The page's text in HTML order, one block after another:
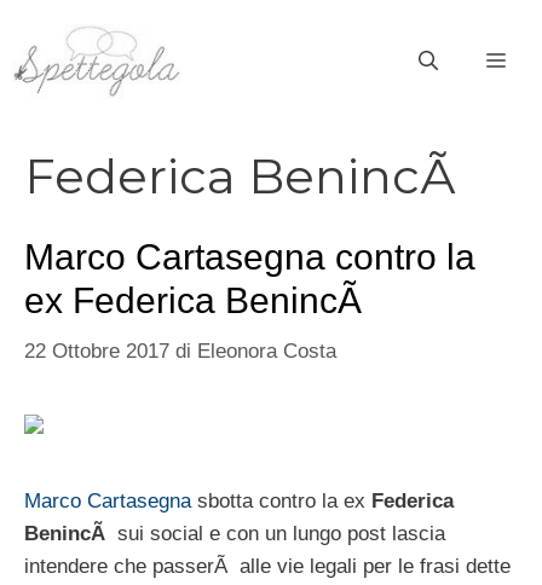
contenuto
Federica BenincÃ
Marco Cartasegna contro la
ex Federica BenincÃ
22 Ottobre 2017 di Eleonora Costa
Marco Cartasegna sbotta contro la ex Federica
BenincÃ sui social e con un lungo post lascia
intendere che passerÃ alle vie legali per le frasi dette